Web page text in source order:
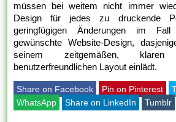
müssen bei weitem nicht immer
Design für jedes zu druckende
geringfügigen Änderungen im
gewünschte Website-Design,
seinem zeitgemäßen,
benutzerfreundlichen Layout einlädt.
Share on Facebook Pin on Pinterest
WhatsApp
Share on LinkedIn Tumblr